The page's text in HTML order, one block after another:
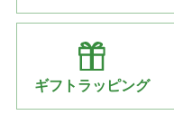
ギフトラッピング